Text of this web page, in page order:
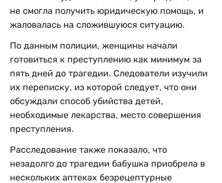
не смогла получить юридическую помощь, и
жаловалась на сложившуюся ситуацию.
По данным полиции, женщины начали
готовиться к преступлению как минимум за
пять дней до трагедии. Следователи изучили
их переписку, из которой следует, что они
обсуждали способ убийства детей,
необходимые лекарства, место совершения
преступления.
Расследование также показало, что
незадолго до трагедии бабушка приобрела в
нескольких аптеках безрецептурные